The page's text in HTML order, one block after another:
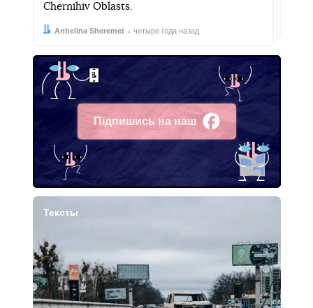
Chernihiv Oblasts.
Автор:
Anhelina Sheremet
Дата: четыре года назад
Підпишись на наш
Facebook
Тексты